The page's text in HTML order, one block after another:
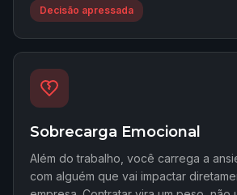
Decisão apressada
Sobrecarga Emocional
Além do trabalho, você carrega a
com alguém que vai impactar